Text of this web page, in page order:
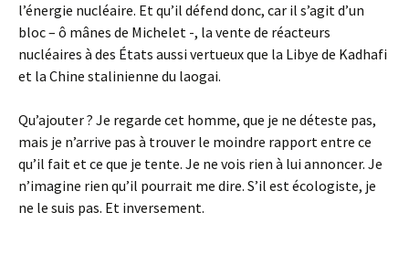
l’énergie nucléaire. Et qu’il défend donc, car il s’agit d’un
bloc – ô mânes de Michelet -, la vente de réacteurs
nucléaires à des États aussi vertueux que la Libye de Kadhafi
et la Chine stalinienne du laogai.
Qu’ajouter ? Je regarde cet homme, que je ne déteste pas,
mais je n’arrive pas à trouver le moindre rapport entre ce
qu’il fait et ce que je tente. Je ne vois rien à lui annoncer. Je
n’imagine rien qu’il pourrait me dire. S’il est écologiste, je
ne le suis pas. Et inversement.